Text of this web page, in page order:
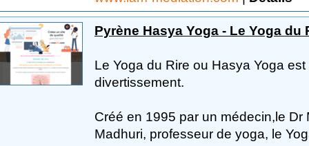
Pyrène Hasya Yoga - Le Yoga du
Le Yoga du Rire ou Hasya Yoga
divertissement.
Créé en 1995 par un médecin,le
Madhuri, professeur de yoga, le